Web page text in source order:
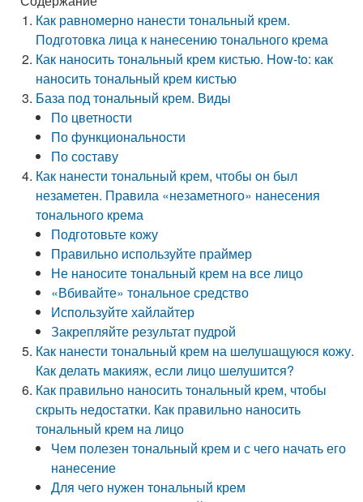
Как равномерно нанести тональный крем.
Подготовка лица к нанесению тонального крема
Как наносить тональный крем кистью. How-to: как
наносить тональный крем кистью
База под тональный крем. Виды
По цветности
По функциональности
По составу
Как нанести тональный крем, чтобы он был
незаметен. Правила «незаметного» нанесения
тонального крема
Подготовьте кожу
Правильно используйте праймер
Не наносите тональный крем на все лицо
«Вбивайте» тональное средство
Используйте хайлайтер
Закрепляйте результат пудрой
Как нанести тональный крем на шелушащуюся кожу.
Как делать макияж, если лицо шелушится?
Как правильно наносить тональный крем, чтобы
скрыть недостатки. Как правильно наносить
тональный крем на лицо
Чем полезен тональный крем и с чего начать его
нанесение
Для чего нужен тональный крем